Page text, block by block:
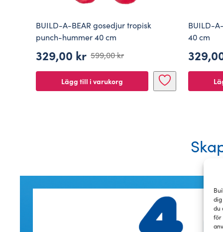
du
för
BUILD-A-BEAR gosedjur tropisk
punch-hummer 40 cm
599,00kr
Det
ursprungliga
priset
329,00 kr
Det
nuvarande
priset
Lägg till i varukorg
BUILD-
40 cm
Det
priset
Det
priset